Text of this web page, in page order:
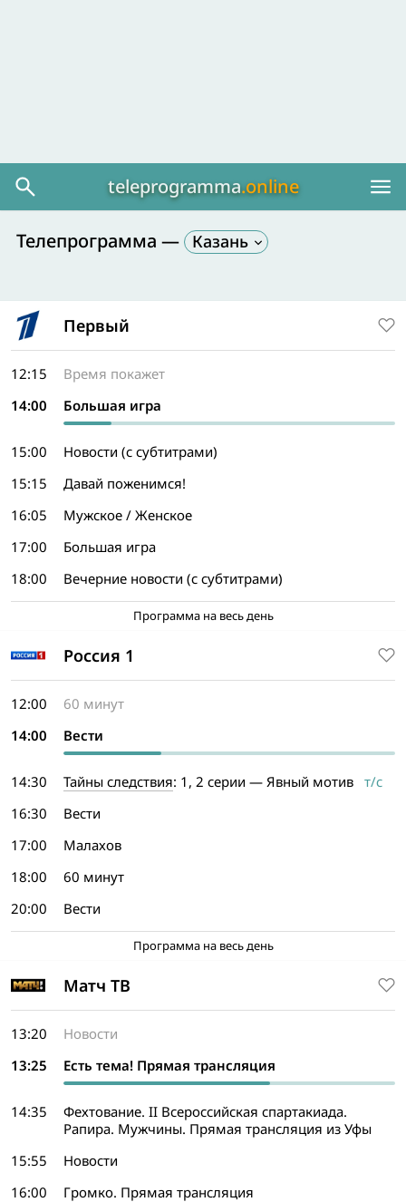
teleprogramma.online
Телепрограмма — Казань
Первый
12:15
Время покажет
14:00
Большая игра
15:00
Новости (с субтитрами)
15:15
Давай поженимся!
16:05
Мужское / Женское
17:00
Большая игра
18:00
Вечерние новости (с субтитрами)
Программа на весь день
Россия 1
12:00
60 минут
14:00
Вести
14:30 Тайны следствия: 1, 2 серии — Явный мотив т/с
16:30
Вести
17:00
Малахов
18:00
60 минут
20:00
Вести
Программа на весь день
Матч ТВ
13:20
Новости
13:25
Есть тема! Прямая трансляция
14:35
Фехтование. II Всероссийская спартакиада.
Рапира. Мужчины. Прямая трансляция из Уфы
15:55
Новости
16:00
Громко. Прямая трансляция